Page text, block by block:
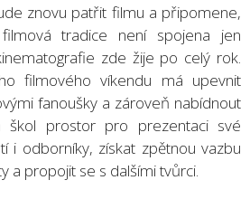
znovu patřit filmu a připomene,
tradice není spojena jen
zde žije po celý rok.
filmového víkendu má upevnit
fanoušky a zároveň nabídnout
škol prostor pro prezentaci své
i odborníky, získat zpětnou vazbu
a propojit se s dalšími tvůrci.